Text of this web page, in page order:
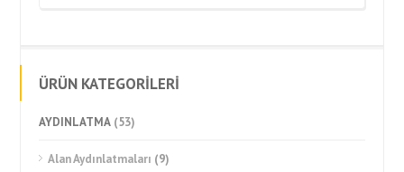
ÜRÜN KATEGORİLERİ
AYDINLATMA (53)
Alan Aydınlatmaları (9)